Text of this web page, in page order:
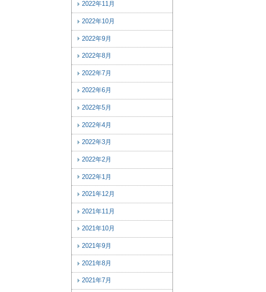
2022年11月
2022年10月
2022年9月
2022年8月
2022年7月
2022年6月
2022年5月
2022年4月
2022年3月
2022年2月
2022年1月
2021年12月
2021年11月
2021年10月
2021年9月
2021年8月
2021年7月